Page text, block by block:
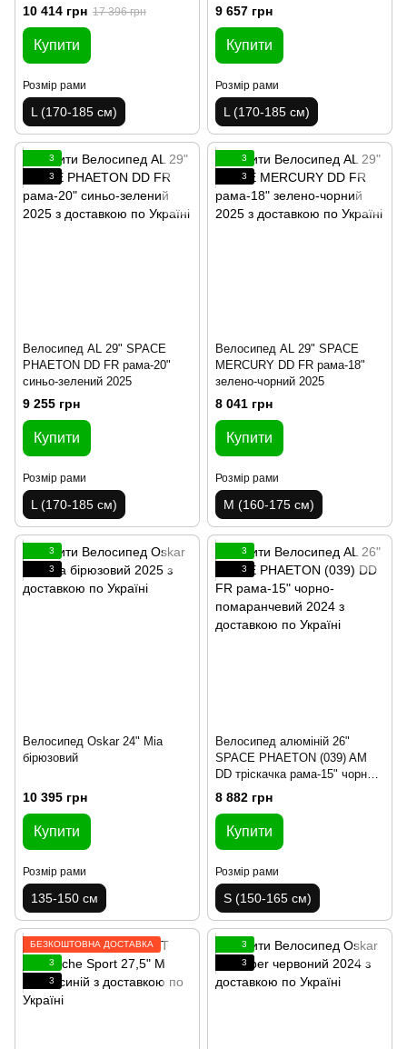
10 414 грн 17 396 грн
Купити
Розмір рами
L (170-185 см)
9 657 грн
Купити
Розмір рами
L (170-185 см)
3
3
Велосипед AL 29" SPACE
PHAETON DD FR рама-20"
синьо-зелений 2025
9 255 грн
Купити
Розмір рами
L (170-185 см)
3
3
Велосипед AL 29" SPACE
MERCURY DD FR рама-18"
зелено-чорний 2025
8 041 грн
Купити
Розмір рами
M (160-175 см)
3
3
Велосипед Oskar 24" Mia
бірюзовий
10 395 грн
Купити
Розмір рами
135-150 см
3
3
Велосипед алюміній 26"
SPACE PHAETON (039) AM
DD тріскачка рама-15" чорно-
помаранчевий 2024
8 882 грн
Купити
Розмір рами
S (150-165 см)
БЕЗКОШТОВНА ДОСТАВКА
3
3
3
3